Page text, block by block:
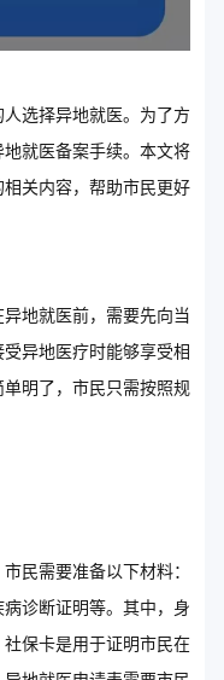
选择异地就医。为了方
就医备案手续。本文将
关内容，帮助市民更好
地就医前，需要先向当
异地医疗时能够享受相
明了，市民只需按照规
民需要准备以下材料：
诊断证明等。其中，身
保卡是用于证明市民在